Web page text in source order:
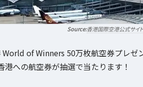
香港国際空港公式サイト
of Winners 50万枚航空券プレゼ
への航空券が抽選で当たります！